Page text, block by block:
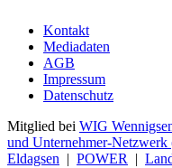
Kontakt
Mediadaten
AGB
Impressum
Datenschutz
Mitglied bei WIG
und Unternehmer-
Eldagsen | POWER |